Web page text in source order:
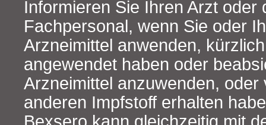
Informieren Sie Ihren Arzt oder
Fachpersonal, wenn Sie oder
Arzneimittel anwenden,
angewendet haben oder
Arzneimittel anzuwenden,
anderen Impfstoff erhalten